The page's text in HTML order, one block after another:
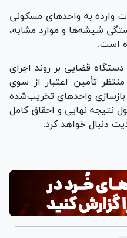
وارده به واحد‌های مسکونی
شیشه‌ها و موارد مشابه،
است.
دستگاه قضایی بر روند اجرای
تأمین اعتبار از سوی
واحد‌های تخریب‌شده
نتیجه نهایی و احقاق کامل
دنبال خواهد کرد.